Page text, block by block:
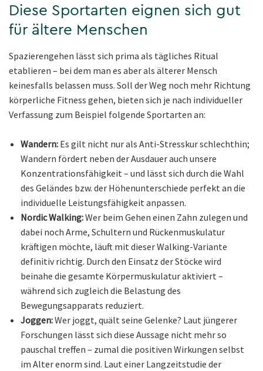
Diese Sportarten eignen sich gut
für ältere Menschen
Spazierengehen lässt sich prima als tägliches Ritual
etablieren – bei dem man es aber als älterer Mensch
keinesfalls belassen muss. Soll der Weg noch mehr Richtung
körperliche Fitness gehen, bieten sich je nach individueller
Verfassung zum Beispiel folgende Sportarten an:
Wandern: Es gilt nicht nur als Anti-Stresskur schlechthin;
Wandern fördert neben der Ausdauer auch unsere
Konzentrationsfähigkeit – und lässt sich durch die Wahl
des Geländes bzw. der Höhenunterschiede perfekt an die
individuelle Leistungsfähigkeit anpassen.
Nordic Walking:Wer beim Gehen einen Zahn zulegen und
dabei noch Arme, Schultern und Rückenmuskulatur
kräftigen möchte, läuft mit dieser Walking-Variante
definitiv richtig. Durch den Einsatz der Stöcke wird
beinahe die gesamte Körpermuskulatur aktiviert –
während sich zugleich die Belastung des
Bewegungsapparats reduziert.
Joggen:Wer joggt, quält seine Gelenke? Laut jüngerer
Forschungen lässt sich diese Aussage nicht mehr so
pauschal treffen – zumal die positiven Wirkungen selbst
im Alter enorm sind. Laut einer Langzeitstudie der